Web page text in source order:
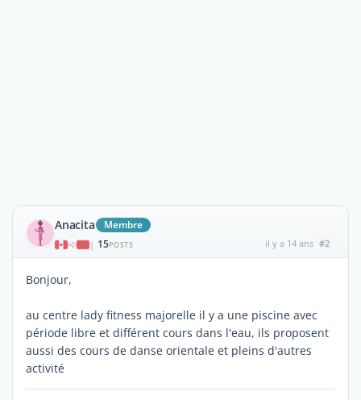
Anacita Membre
| 15POSTS il y a 14 ans #2
Bonjour,
au centre lady fitness majorelle il y a une piscine avec
période libre et différent cours dans l'eau, ils proposent
aussi des cours de danse orientale et pleins d'autres
activité